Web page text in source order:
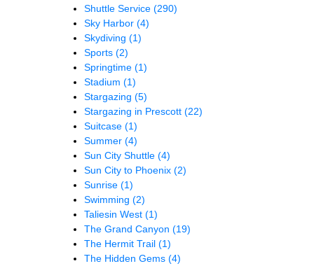
Shuttle Service (290)
Sky Harbor (4)
Skydiving (1)
Sports (2)
Springtime (1)
Stadium (1)
Stargazing (5)
Stargazing in Prescott (22)
Suitcase (1)
Summer (4)
Sun City Shuttle (4)
Sun City to Phoenix (2)
Sunrise (1)
Swimming (2)
Taliesin West (1)
The Grand Canyon (19)
The Hermit Trail (1)
The Hidden Gems (4)